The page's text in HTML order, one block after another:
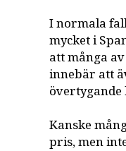
I normala
mycket i
att många
innebär att
Kanske
pris, men